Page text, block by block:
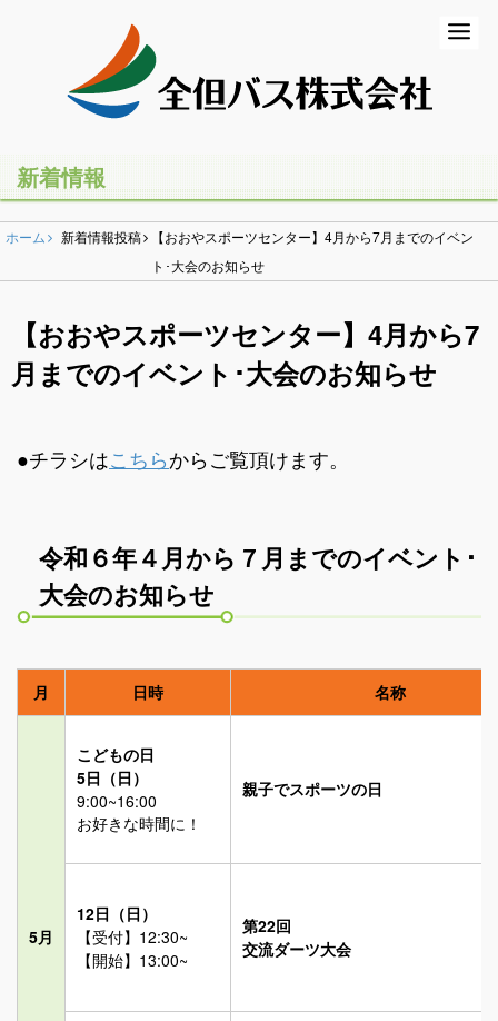
初めての方
乗合バス（路線バス・高速バス）
一般路線バス
コミュニティバス
貸切バス・ツアー
貸切バス
高速バスツアー
ゼンタンショップ
関連サービス事業
企業情報
社長メッセージ
新着情報
ホーム 新着情報投稿
【おおやスポーツセンター】4月から7月までのイベン
ト･大会のお知らせ
【おおやスポーツセンター】4月から7
月までのイベント･大会のお知らせ
●チラシはこちらからご覧頂けます。
令和６年４月から７月までのイベント･
大会のお知らせ
月 日時 名称
5月
こどもの日
5日（日）
9:00~16:00
お好きな時間に！
親子でスポーツの日
12日（日）
【受付】12:30~
【開始】13:00~
第22回
交流ダーツ大会